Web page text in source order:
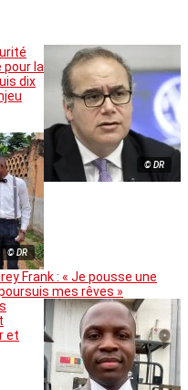
© DR
la
dix
© DR
Frank : « Je pousse une
mes rêves »
et